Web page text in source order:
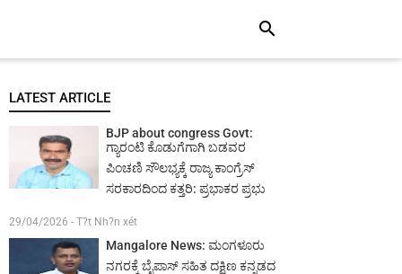
search
LATEST ARTICLE
BJP about congress Govt:
ಗ್ಯಾರಂಟಿ ಕೊಡುಗೆಗಾಗಿ ಬಡವರ
ಪಿಂಚಣಿ ಸೌಲಭ್ಯಕ್ಕೆ ರಾಜ್ಯ ಕಾಂಗ್ರೆಸ್
ಸರಕಾರದಿಂದ ಕತ್ತರಿ: ಪ್ರಭಾಕರ ಪ್ರಭು
29/04/2026 - T?t Nh?n xét
Mangalore News: ಮಂಗಳೂರು
ನಗರಕ್ಕೆ ಬೈಪಾಸ್‌ ಸಹಿತ ದಕ್ಷಿಣ ಕನ್ನಡದ